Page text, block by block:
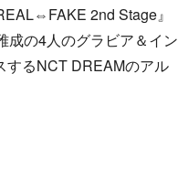
2nd Stage』
成の4人のグラビア＆イン
するNCT DREAMのアル